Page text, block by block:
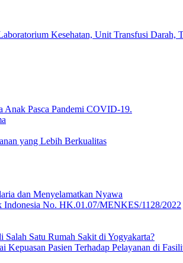
Kesehatan, Unit Transfusi
Anak Pasca Pandemi COVID-19.
yang Lebih Berkualitas
dan Menyelamatkan Nyawa
Indonesia No. HK.01.07/MENKES/1128/2022
Satu Rumah Sakit di Yogyakarta?
Pasien Terhadap Pelayanan di